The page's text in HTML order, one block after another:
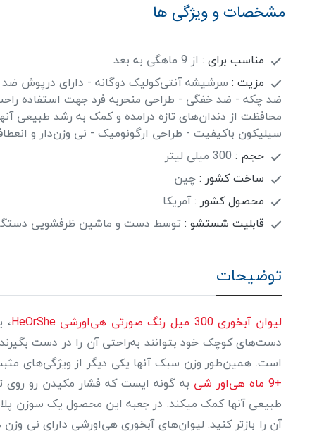
مشخصات و ویژگی ها
مناسب برای : از 9 ماهگی به بعد
مزیت : سرشیشه آنتی‌کولیک دوگانه - دارای درپوش ضد
ضد چکه - ضد خفگی - طراحی منحربه فرد جهت استفاده
محافظت از دندان‌های تازه درامده و کمک به رشد طبیعی
سیلیکون باکیفیت - طراحی ارگونومیک - نی وزن‌دار و
حجم : 300 میلی لیتر
ساخت کشور : چین
محصول کشور :آمریکا
قابلیت شستشو : توسط دست و ماشین ظرفشویی
توضیحات
لیوان آبخوری 300 میل رنگ صورتی هی‌اورشی HeOrShe
دست‌های کوچک خود بتوانند به‌راحتی آن را در دست
است. همین‌طور وزن سبک آنها یکی دیگر از ویژگی‌های
+9 ماه هی‌اور شی
به گونه ایست که فشار مکیدن رو روی
طبیعی آنها کمک میکند. در جعبه این محصول یک سوزن
آن را بازتر کنید. لیوان‌های آبخوری هی‌اورشی دارای نی